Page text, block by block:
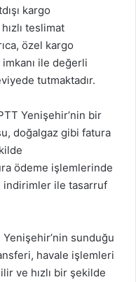
kargo
teslimat
özel kargo
ile değerli
tutmaktadır.
Yenişehir’nin bir
doğalgaz gibi fatura
ödeme işlemlerinde
indirimler ile tasarruf
sunduğu
havale işlemleri
ve hızlı bir şekilde